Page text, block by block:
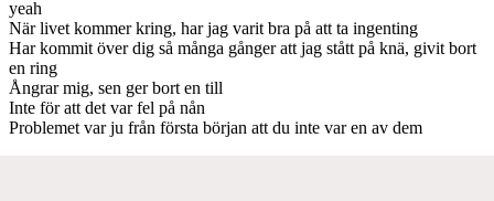
yeah
När livet kommer kring, har jag varit bra på att ta ingenting
Har kommit över dig så många gånger att jag stått på knä, givit bort
en ring
Ångrar mig, sen ger bort en till
Inte för att det var fel på nån
Problemet var ju från första början att du inte var en av dem